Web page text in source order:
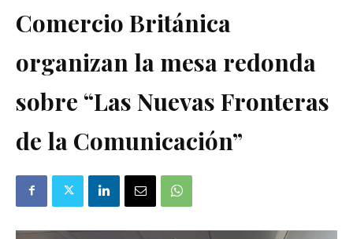
Comercio Británica
organizan la mesa redonda
sobre “Las Nuevas Fronteras
de la Comunicación”